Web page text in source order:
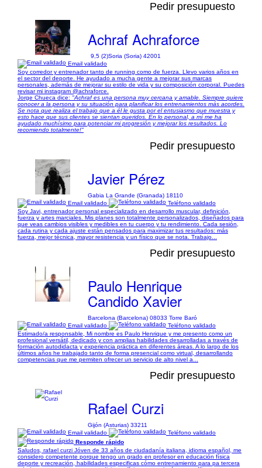
Pedir presupuesto
Achraf Achraforce
9,5 (2)Soria (Soria) 42001
Email validado
Soy corredor y entrenador tanto de running como de fuerza. Llevo varios años en
el sector del deporte. He ayudado a mucha gente a mejorar sus marcas
personales, además de mejorar su estilo de vida y su composición corporal. Puedes
revisar mi instagram @achraforce.
Jorge Chueca dice: "Achraf es una persona muy cercana y amable. Siempre quiere
conocer a la persona y su situación para planificar los entrenamientos más acordes.
Se nota que realiza el trabajo que a él le gusta por el entusiasmo que muestra y
esto hace que sus clientes se sientan queridos. En lo personal, a mí me ha
ayudado muchísimo para potenciar mi progresión y mejorar los resultados. Lo
recomiendo totalmente!"
Pedir presupuesto
Javier Pérez
Gabia La Grande (Granada) 18110
Email validado
Teléfono validado
Soy Javi, entrenador personal especializado en desarrollo muscular, definición,
fuerza y artes marciales. Mis planes son totalmente personalizados, diseñados para
que veas cambios visibles y medibles en tu cuerpo y tu rendimiento. Cada sesión,
cada rutina y cada ajuste están pensados para maximizar tus resultados: más
fuerza, mejor técnica, mayor resistencia y un físico que se nota. Trabajo...
Pedir presupuesto
Paulo Henrique
Candido Xavier
Barcelona (Barcelona) 08033 Torre Baró
Email validado
Teléfono validado
Estimado/a responsable, Mi nombre es Paulo Henrique y me presento como un
profesional versátil, dedicado y con amplias habilidades desarrolladas a través de
formación autodidacta y experiencia práctica en diferentes áreas. A lo largo de los
últimos años he trabajado tanto de forma presencial como virtual, desarrollando
competencias que me permiten ofrecer un servicio de alto nivel a...
Pedir presupuesto
Rafael Curzi
Gijón (Asturias) 33211
Email validado
Teléfono validado
Responde rápido
Saludos, rafael curzi Jóven de 33 años de ciudadanía italiana, idioma español, me
considero competente porque tengo un grado en profesor en educación física
deporte y recreación, habilidades especificas cómo entrenamiento para pa tercera